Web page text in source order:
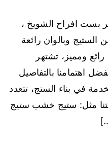
بست افراح الشويخ ،
الستيج وبالوان رائعة
ومميز، تشتهر
اهتمامنا بالتفاصيل
في بناء الستج، تتعدد
مثل: ستيج خشب ستيج